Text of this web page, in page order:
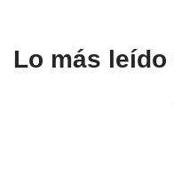
Lo más leído